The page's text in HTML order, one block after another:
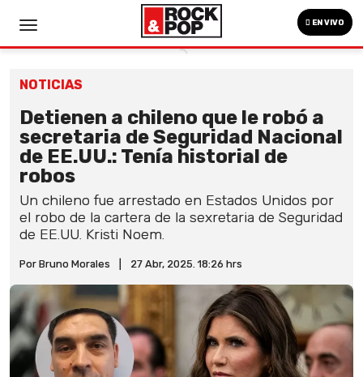
EN VIVO
NOTICIAS
Detienen a chileno que le robó a
secretaria de Seguridad Nacional
de EE.UU.: Tenía historial de
robos
Un chileno fue arrestado en Estados Unidos por
el robo de la cartera de la sexretaria de Seguridad
de EE.UU. Kristi Noem.
Por Bruno Morales 27 Abr, 2025. 18:26 hrs